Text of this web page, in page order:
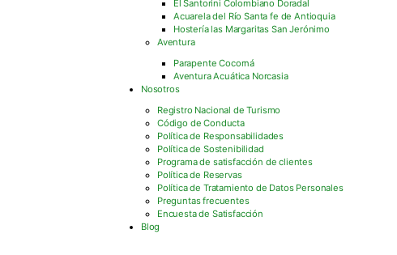
El Santorini Colombiano Doradal
Acuarela del Río Santa fe de Antioquia
Hostería las Margaritas San Jerónimo
Aventura
Parapente Cocorná
Aventura Acuática Norcasia
Nosotros
Registro Nacional de Turismo
Código de Conducta
Política de Responsabilidades
Política de Sostenibilidad
Programa de satisfacción de clientes
Política de Reservas
Política de Tratamiento de Datos Personales
Preguntas frecuentes
Encuesta de Satisfacción
Blog